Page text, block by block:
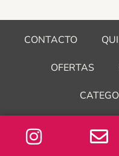
o
k
CONTACTO
OFERTAS